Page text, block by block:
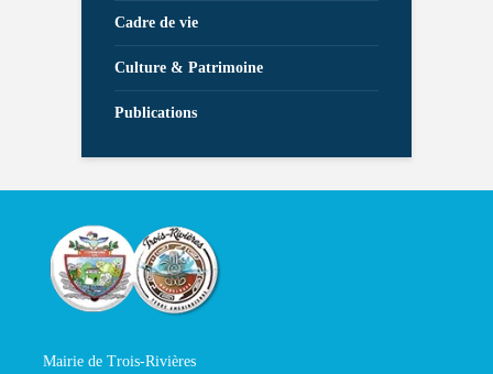
Cadre de vie
Culture & Patrimoine
Publications
Mairie de Trois-Rivières